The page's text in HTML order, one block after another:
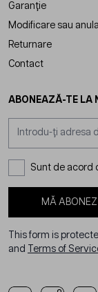
Garanție
Modificare sau
Returnare
Contact
ABONEAZĂ-TE LA
Sunt de acord
MĂ ABONEZ
This form is
and
Terms of